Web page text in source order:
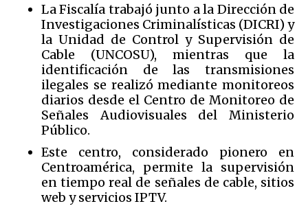
La Fiscalía trabajó junto a la Dirección de
Investigaciones Criminalísticas (DICRI) y
la Unidad de Control y Supervisión de
Cable (UNCOSU), mientras que la
identificación de las transmisiones
ilegales se realizó mediante monitoreos
diarios desde el Centro de Monitoreo de
Señales Audiovisuales del Ministerio
Público.
Este centro, considerado pionero en
Centroamérica, permite la supervisión
en tiempo real de señales de cable, sitios
web y servicios IPTV.